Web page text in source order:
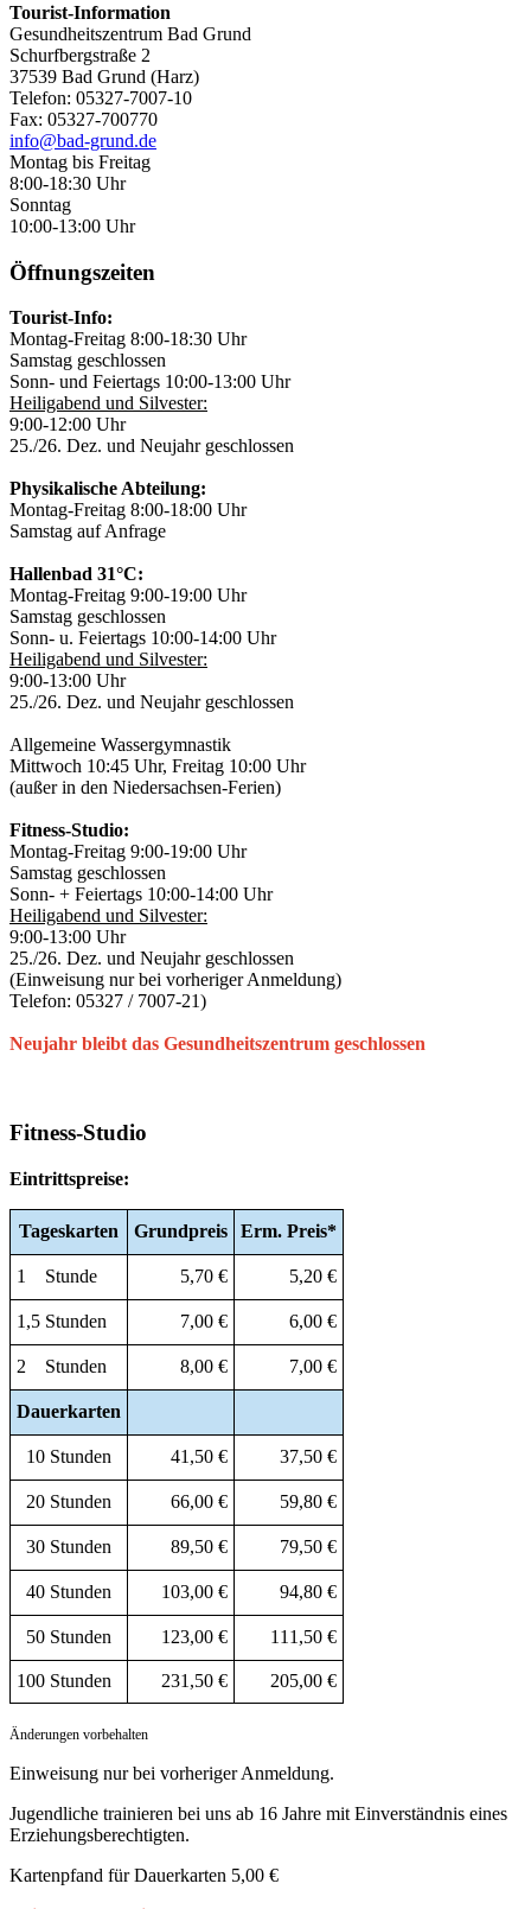
Tourist-Information
Gesundheitszentrum Bad Grund
Schurfbergstraße 2
37539 Bad Grund (Harz)
Telefon: 05327-7007-10
Fax: 05327-700770
info@bad-grund.de
Montag bis Freitag
8:00-18:30 Uhr
Sonntag
10:00-13:00 Uhr
Öffnungszeiten
Tourist-Info:
Montag-Freitag 8:00-18:30 Uhr
Samstag geschlossen
Sonn- und Feiertags 10:00-13:00 Uhr
Heiligabend und Silvester:
9:00-12:00 Uhr
25./26. Dez. und Neujahr geschlossen
Physikalische Abteilung:
Montag-Freitag 8:00-18:00 Uhr
Samstag auf Anfrage
Hallenbad 31°C:
Montag-Freitag 9:00-19:00 Uhr
Samstag geschlossen
Sonn- u. Feiertags 10:00-14:00 Uhr
Heiligabend und Silvester:
9:00-13:00 Uhr
25./26. Dez. und Neujahr geschlossen
Allgemeine Wassergymnastik
Mittwoch 10:45 Uhr, Freitag 10:00 Uhr
(außer in den Niedersachsen-Ferien)
Fitness-Studio:
Montag-Freitag 9:00-19:00 Uhr
Samstag geschlossen
Sonn- + Feiertags 10:00-14:00 Uhr
Heiligabend und Silvester:
9:00-13:00 Uhr
25./26. Dez. und Neujahr geschlossen
(Einweisung nur bei vorheriger Anmeldung)
Telefon: 05327 / 7007-21)
Neujahr bleibt das Gesundheitszentrum geschlossen
Fitness-Studio
Eintrittspreise:
Tageskarten Grundpreis Erm. Preis*
1 Stunde 5,70 € 5,20 €
1,5 Stunden 7,00 € 6,00 €
2 Stunden 8,00 € 7,00 €
Dauerkarten
10 Stunden 41,50 € 37,50 €
20 Stunden 66,00 € 59,80 €
30 Stunden 89,50 € 79,50 €
40 Stunden 103,00 € 94,80 €
50 Stunden 123,00 € 111,50 €
100 Stunden 231,50 € 205,00 €
Änderungen vorbehalten
Einweisung nur bei vorheriger Anmeldung.
Jugendliche trainieren bei uns ab 16 Jahre mit Einverständnis eines
Erziehungsberechtigten.
Kartenpfand für Dauerkarten 5,00 €